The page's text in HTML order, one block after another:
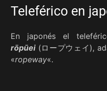
Teleférico en
En japonés el
rōpūei(ロープウェイ),
«ropeway«.